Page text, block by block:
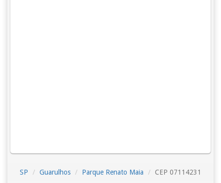
SP Guarulhos Parque Renato Maia CEP 07114231